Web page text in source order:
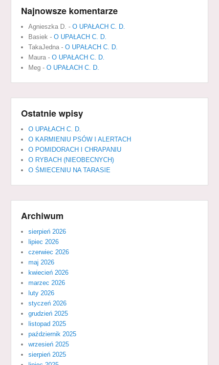
Najnowsze komentarze
Agnieszka D. -O UPAŁACH C. D.
Basiek -O UPAŁACH C. D.
TakaJedna -O UPAŁACH C. D.
Maura -O UPAŁACH C. D.
Meg -O UPAŁACH C. D.
Ostatnie wpisy
O UPAŁACH C. D.
O KARMIENIU PSÓW I ALERTACH
O POMIDORACH I CHRAPANIU
O RYBACH (NIEOBECNYCH)
O ŚMIECENIU NA TARASIE
Archiwum
sierpień 2026
lipiec 2026
czerwiec 2026
maj 2026
kwiecień 2026
marzec 2026
luty 2026
styczeń 2026
grudzień 2025
listopad 2025
październik 2025
wrzesień 2025
sierpień 2025